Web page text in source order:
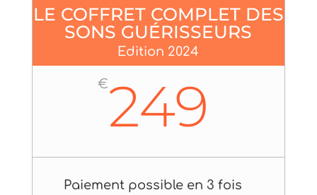
LE COFFRET COMPLET DES
SONS GUÉRISSEURS
Edition 2024
€249
Paiement possible en 3 fois